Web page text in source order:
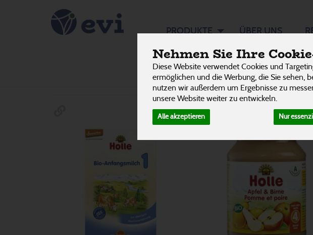
Nehmen Sie Ihre
Diese Website verwendet Cookies und
ermöglichen und die Werbung, die Sie sehen,
nutzen wir außerdem um Ergebnisse zu
unsere Website weiter zu entwickeln.
Alle akzeptieren Nur
PRODUKTE ÜBER UNS
Babynahrung
Beikost 21 von 3242
Ernährung Allergene